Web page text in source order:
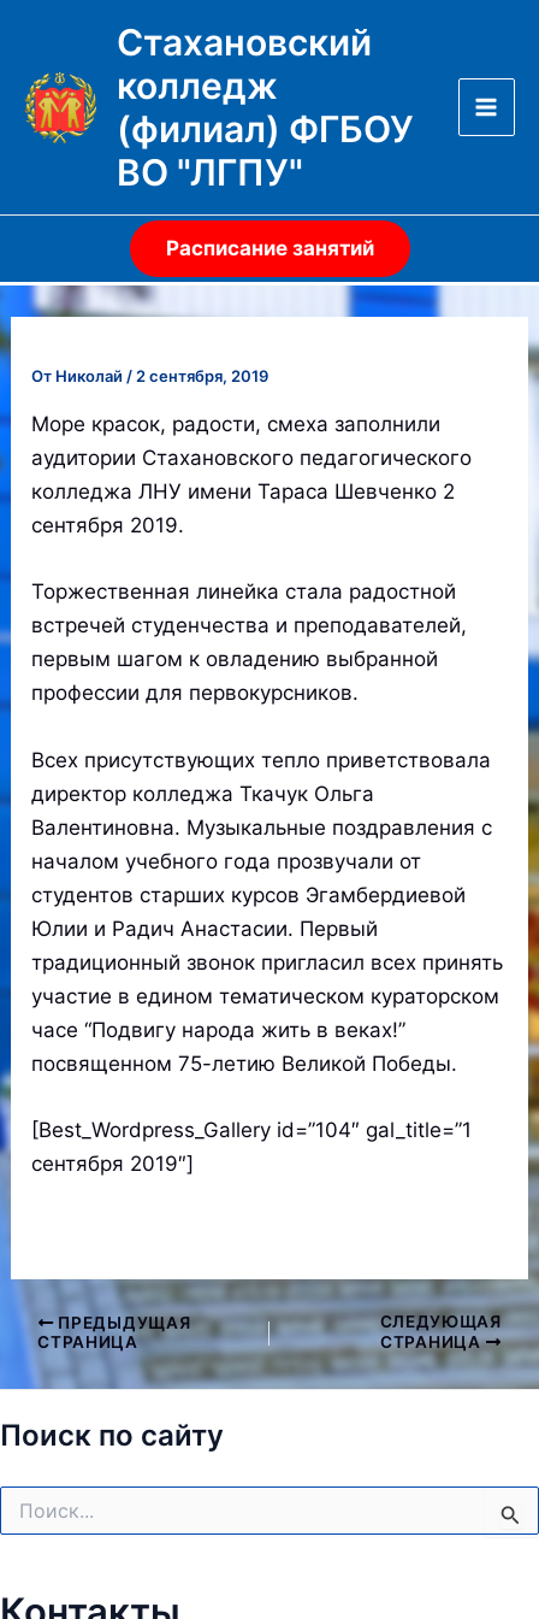
содержимому
Стахановский
колледж
(филиал) ФГБОУ
ВО "ЛГПУ"
Расписание занятий
От Николай / 2 сентября, 2019
Море красок, радости, смеха заполнили
аудитории Стахановского педагогического
колледжа ЛНУ имени Тараса Шевченко 2
сентября 2019.
Торжественная линейка стала радостной
встречей студенчества и преподавателей,
первым шагом к овладению выбранной
профессии для первокурсников.
Всех присутствующих тепло приветствовала
директор колледжа Ткачук Ольга
Валентиновна. Музыкальные поздравления с
началом учебного года прозвучали от
студентов старших курсов Эгамбердиевой
Юлии и Радич Анастасии. Первый
традиционный звонок пригласил всех принять
участие в едином тематическом кураторском
часе “Подвигу народа жить в веках!”
посвященном 75-летию Великой Победы.
[Best_Wordpress_Gallery id=”104″ gal_title=”1
сентября 2019″]
Навигация
записям
ПРЕДЫДУЩАЯ
СТРАНИЦА
СЛЕДУЮЩАЯ
СТРАНИЦА
Поиск по сайту